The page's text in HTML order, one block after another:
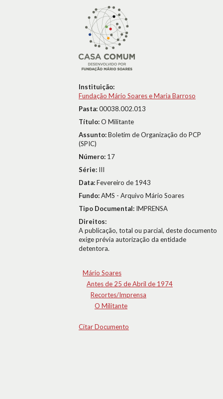
Instituição:
Fundação Mário Soares e Maria Barroso
Pasta:00038.002.013
Título:O Militante
Assunto:Boletim de Organização do PCP
(SPIC)
Número: 17
Série: III
Data:Fevereiro de 1943
Fundo:AMS - Arquivo Mário Soares
Tipo Documental: IMPRENSA
Direitos:
A publicação, total ou parcial, deste documento
exige prévia autorização da entidade
detentora.
Mário Soares
Antes de 25 de Abril de 1974
Recortes/Imprensa
O Militante
Citar Documento